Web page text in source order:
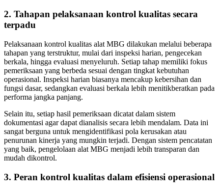
2. Tahapan pelaksanaan kontrol kualitas secara
terpadu
Pelaksanaan kontrol kualitas alat MBG dilakukan melalui beberapa
tahapan yang terstruktur, mulai dari inspeksi harian, pengecekan
berkala, hingga evaluasi menyeluruh. Setiap tahap memiliki fokus
pemeriksaan yang berbeda sesuai dengan tingkat kebutuhan
operasional. Inspeksi harian biasanya mencakup kebersihan dan
fungsi dasar, sedangkan evaluasi berkala lebih menitikberatkan pada
performa jangka panjang.
Selain itu, setiap hasil pemeriksaan dicatat dalam sistem
dokumentasi agar dapat dianalisis secara lebih mendalam. Data ini
sangat berguna untuk mengidentifikasi pola kerusakan atau
penurunan kinerja yang mungkin terjadi. Dengan sistem pencatatan
yang baik, pengelolaan alat MBG menjadi lebih transparan dan
mudah dikontrol.
3. Peran kontrol kualitas dalam efisiensi operasional